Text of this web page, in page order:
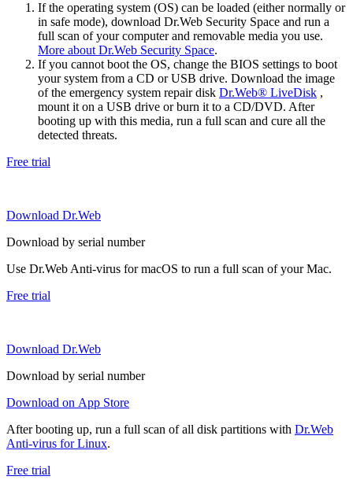
If the operating system (OS) can be loaded (either normally or
in safe mode), download Dr.Web Security Space and run a
full scan of your computer and removable media you use.
More about Dr.Web Security Space.
If you cannot boot the OS, change the BIOS settings to boot
your system from a CD or USB drive. Download the image
of the emergency system repair disk Dr.Web® LiveDisk ,
mount it on a USB drive or burn it to a CD/DVD. After
booting up with this media, run a full scan and cure all the
detected threats.
Free trial
Download Dr.Web
Download by serial number
Use Dr.Web Anti-virus for macOS to run a full scan of your Mac.
Free trial
Download Dr.Web
Download by serial number
Download on App Store
After booting up, run a full scan of all disk partitions with Dr.Web
Anti-virus for Linux.
Free trial